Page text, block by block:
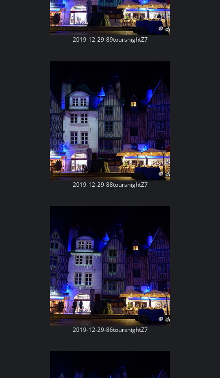
2019-12-29-89toursnightZ7
2019-12-29-88toursnightZ7
2019-12-29-86toursnightZ7